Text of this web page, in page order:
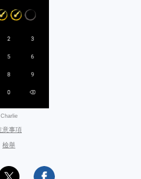
Charlie
意事項
檢舉